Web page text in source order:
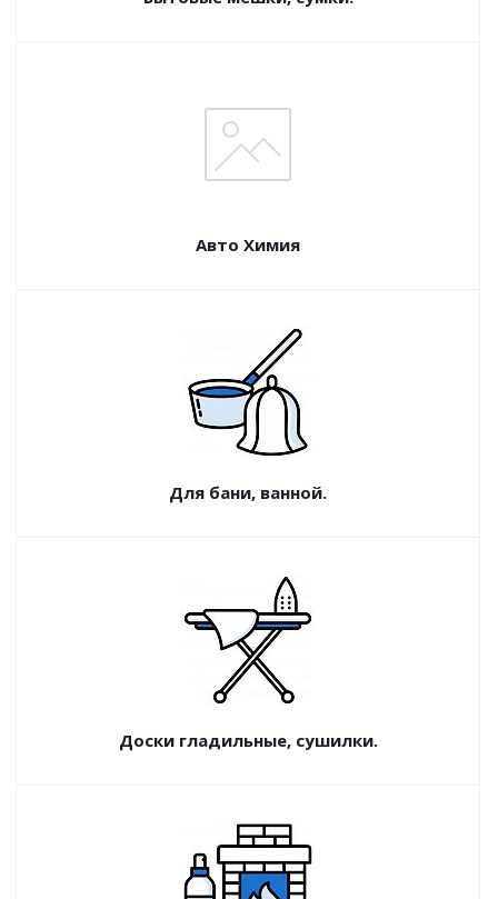
Авто Химия
Для бани, ванной.
Доски гладильные, сушилки.